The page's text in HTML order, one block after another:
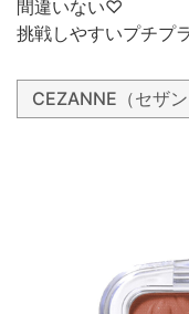
間違いない♡
挑戦しやすいプチプ
CEZANNE（セザ